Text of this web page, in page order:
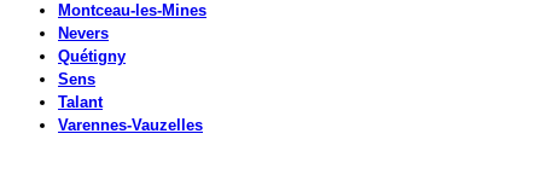
Montceau-les-Mines
Nevers
Quétigny
Sens
Talant
Varennes-Vauzelles